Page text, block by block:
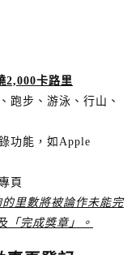
2,000卡路里
跑步、游泳、行山、
功能，如Apple
頁
里數將被論作未能完
「完成獎章」。